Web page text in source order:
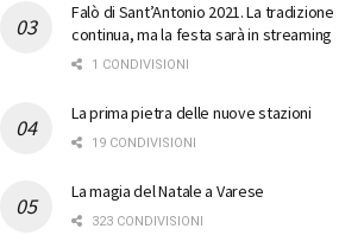
Falò di Sant’Antonio 2021. La tradizione
continua, ma la festa sarà in streaming
1 CONDIVISIONI
La prima pietra delle nuove stazioni
19 CONDIVISIONI
La magia del Natale a Varese
323 CONDIVISIONI